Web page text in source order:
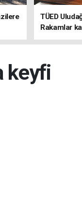
TÜED
Rakamlar
keyfi